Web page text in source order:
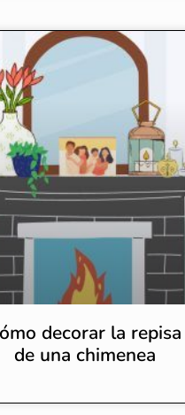
decorar la repisa
de una chimenea